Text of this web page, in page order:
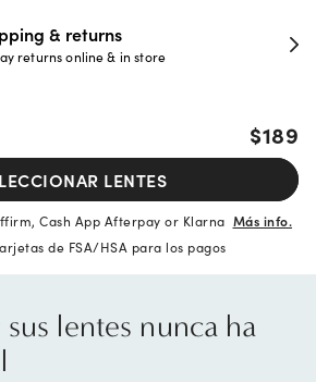
guarantee
or replacement within 30 days
$189
LENTES
Cash App Afterpay or Klarna Más info.
de FSA/HSA para los pagos
lentes nunca ha